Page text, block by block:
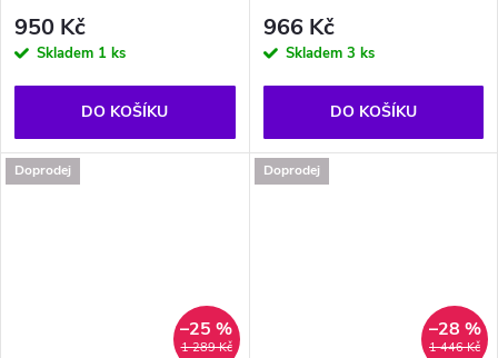
950 Kč
Skladem 1 ks
DO KOŠÍKU
966 Kč
Skladem 3 ks
DO KOŠÍKU
Doprodej
1 289 Kč
–25 %
Doprodej
1 446 Kč
–28 %